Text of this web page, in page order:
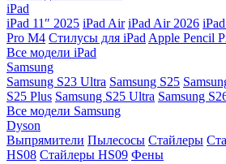
iPad
iPad 11″ 2025 iPad Air iPad Air 2026
Pro M4 Стилусы для iPad Apple Pencil
Все модели iPad
Samsung
Samsung S23 Ultra Samsung S25
S25 Plus Samsung S25 Ultra Samsung
Все модели Samsung
Dyson
Выпрямители Пылесосы Стайлеры
HS08 Стайлеры HS09 Фены